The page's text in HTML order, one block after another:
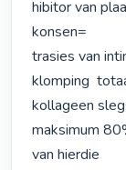
hibitor van
konsen=
trasies van
klomping
kollageen
maksimum
van hierdie